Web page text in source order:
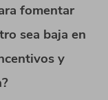
fomentar
sea baja en
y